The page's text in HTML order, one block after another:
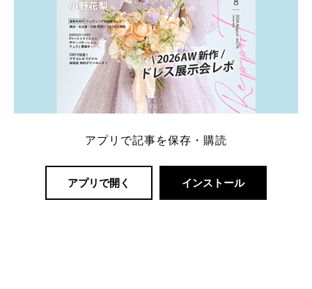
アプリで記事を保存・購読
アプリで開く インストール